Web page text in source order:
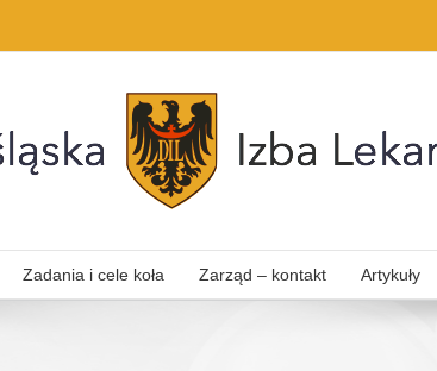
Zadania i cele koła Zarząd – kontakt Artykuły